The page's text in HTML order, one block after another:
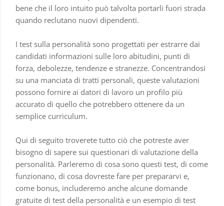
bene che il loro intuito può talvolta portarli fuori strada
quando reclutano nuovi dipendenti.
I test sulla personalità sono progettati per estrarre dai
candidati informazioni sulle loro abitudini, punti di
forza, debolezze, tendenze e stranezze. Concentrandosi
su una manciata di tratti personali, queste valutazioni
possono fornire ai datori di lavoro un profilo più
accurato di quello che potrebbero ottenere da un
semplice curriculum.
Qui di seguito troverete tutto ciò che potreste aver
bisogno di sapere sui questionari di valutazione della
personalità. Parleremo di cosa sono questi test, di come
funzionano, di cosa dovreste fare per prepararvi e,
come bonus, includeremo anche alcune domande
gratuite di test della personalità e un esempio di test